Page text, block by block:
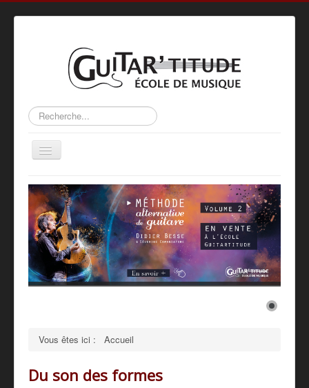
Rechercher
Basculer
la
Accueil
L’ÉCOLE
ACTIVITÉS
MÉTHODE
PROFS
TARIFS - BOUTIQUE
Vous êtes ici : Accueil
Du son des formes